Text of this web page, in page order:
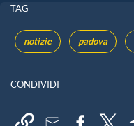
TAG
notizie padova
CONDIVIDI